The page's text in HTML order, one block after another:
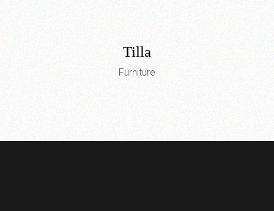
Tilla
Furniture